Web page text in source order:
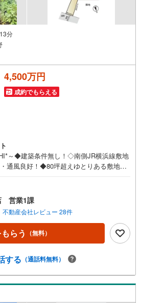
分
4,500万円
成約でもらえる
～◆建築条件無し！◇南側JR横浜線敷地
通風良好！◆80坪超えゆとりある敷地！
* *おかげさまで42周年を迎えることがで
件数7万件達成!!☆当日のご見学も対応可
線「中山」駅徒歩1分！☆ご予約は『朝
』まで！朝日土地建物グループは地域密
13店舗でその地域No.1を目指しておりま
ていない物件も多数ございます。色々廻っ
うするの・・？etc.まずは何でもお気軽
わせをお待ちしております!!
営業1課
不動産会社レビュー 28件
らう （無料）
する （通話料無料）